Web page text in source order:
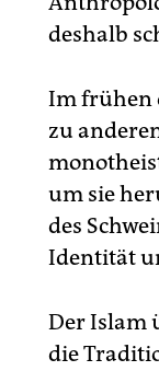
deshalb
Im frühen
zu
um sie
des
Identität
Der Islam
die